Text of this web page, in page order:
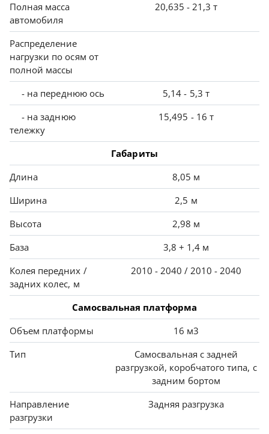
Полная масса
автомобиля
20,635 - 21,3 т
Распределение
нагрузки по осям от
полной массы
- на переднюю ось
5,14 - 5,3 т
- на заднюю
тележку
15,495 - 16 т
Габариты
Длина
8,05 м
Ширина
2,5 м
Высота
2,98 м
База
3,8 + 1,4 м
Колея передних /
задних колес, м
2010 - 2040 / 2010 - 2040
Самосвальная платформа
Объем платформы
16 м3
Тип
Самосвальная с задней
разгрузкой, коробчатого типа, с
задним бортом
Направление
разгрузки
Задняя разгрузка